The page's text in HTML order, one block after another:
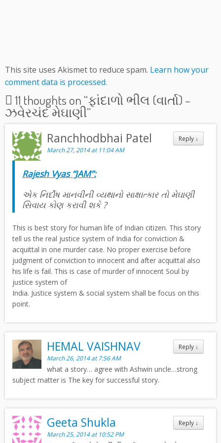
This site uses Akismet to reduce spam. Learn how your
comment data is processed.
11 thoughts on “ફાંદાળો ભીલ (વાર્તા) –
ઝવેરચંદ મેઘાણી”
Reply ↓
Ranchhodbhai Patel
March 27, 2014 at 11:04 AM
Rajesh Vyas “JAM”:
એક નિર્દોષ માનવીની વ્યથાનો સાક્ષાત્કાર તો મેઘાણી
સિવાય કોણ કરાવી શકે ?
This is best story for human life of Indian citizen. This story
tell us the real justice system of India for conviction &
acquittal in one murder case. No proper exercise before
judgment of conviction to innocent and after acquittal also
his life is fail. This is case of murder of innocent Soul by
justice system of
India. Justice system & social system shall be focus on this
point.
Reply ↓
HEMAL VAISHNAV
March 26, 2014 at 7:56 AM
what a story… agree with Ashwin uncle…strong
subject matter is The key for successful story.
Reply ↓
Geeta Shukla
March 25, 2014 at 10:52 PM